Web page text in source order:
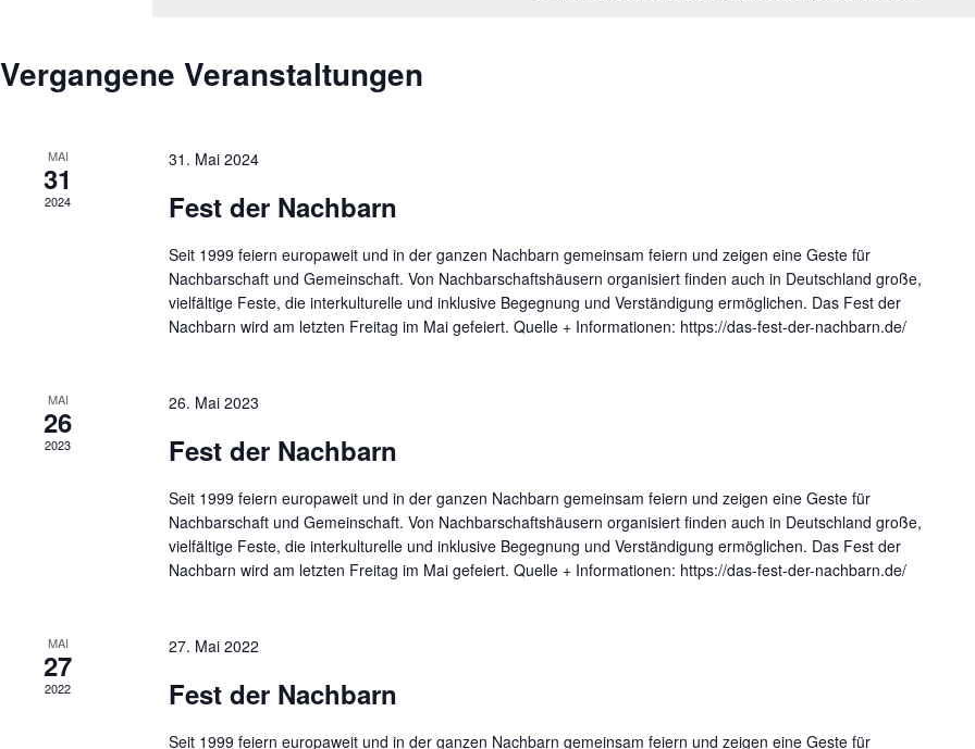
List
of
View
Vergangene Veranstaltungen
MAI
31
2024
31. Mai 2024
Fest der Nachbarn
Seit 1999 feiern europaweit und in der ganzen Nachbarn gemeinsam feiern und zeigen eine Geste für
Nachbarschaft und Gemeinschaft. Von Nachbarschaftshäusern organisiert finden auch in Deutschland große,
vielfältige Feste, die interkulturelle und inklusive Begegnung und Verständigung ermöglichen. Das Fest der
Nachbarn wird am letzten Freitag im Mai gefeiert. Quelle + Informationen: https://das-fest-der-nachbarn.de/
MAI
26
2023
26. Mai 2023
Fest der Nachbarn
Seit 1999 feiern europaweit und in der ganzen Nachbarn gemeinsam feiern und zeigen eine Geste für
Nachbarschaft und Gemeinschaft. Von Nachbarschaftshäusern organisiert finden auch in Deutschland große,
vielfältige Feste, die interkulturelle und inklusive Begegnung und Verständigung ermöglichen. Das Fest der
Nachbarn wird am letzten Freitag im Mai gefeiert. Quelle + Informationen: https://das-fest-der-nachbarn.de/
MAI
27
2022
27. Mai 2022
Fest der Nachbarn
Seit 1999 feiern europaweit und in der ganzen Nachbarn gemeinsam feiern und zeigen eine Geste für